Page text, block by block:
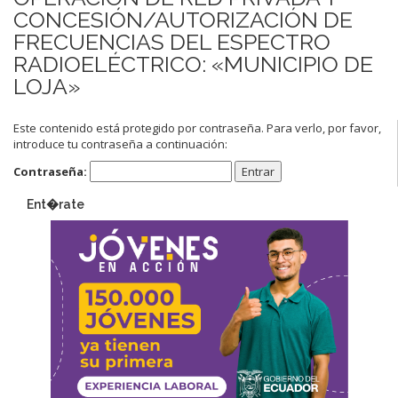
CONCESIÓN/AUTORIZACIÓN DE
FRECUENCIAS DEL ESPECTRO
RADIOELÉCTRICO: «MUNICIPIO DE
LOJA»
Este contenido está protegido por contraseña. Para verlo, por favor,
introduce tu contraseña a continuación:
Contraseña:
Ent�rate